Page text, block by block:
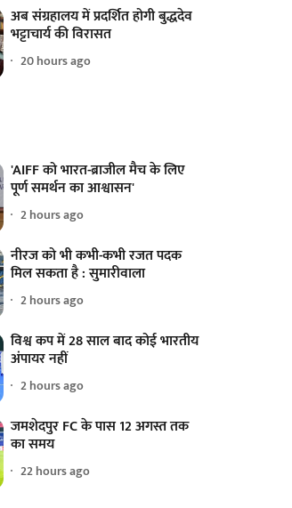
अब संग्रहालय में प्रदर्शित होगी बुद्धदेव
भट्टाचार्य की विरासत
20 hours ago
'AIFF को भारत-ब्राजील मैच के लिए
पूर्ण समर्थन का आश्वासन'
2 hours ago
नीरज को भी कभी-कभी रजत पदक
मिल सकता है : सुमारीवाला
2 hours ago
विश्व कप में 28 साल बाद कोई भारतीय
अंपायर नहीं
2 hours ago
जमशेदपुर FC के पास 12 अगस्त तक
का समय
22 hours ago